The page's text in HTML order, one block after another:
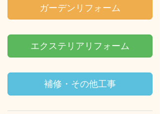
ガーデンリフォーム
エクステリアリフォーム
補修・その他工事